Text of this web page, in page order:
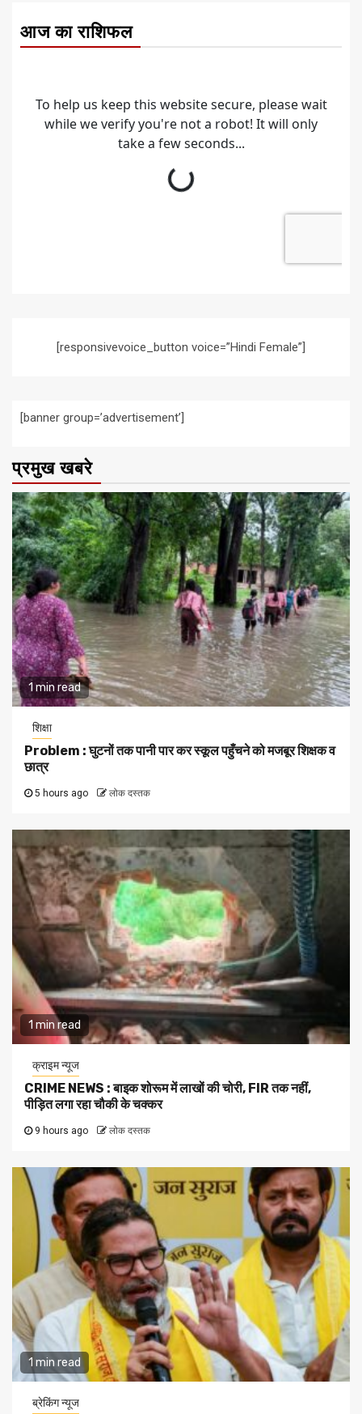
आज का राशिफल
[responsivevoice_button voice=”Hindi Female”]
[banner group=’advertisement’]
प्रमुख खबरे
1 min read
शिक्षा
Problem : घुटनों तक पानी पार कर स्कूल पहुँचने को मजबूर शिक्षक व
छात्र
5 hours ago लोक दस्तक
1 min read
क्राइम न्यूज
CRIME NEWS : बाइक शोरूम में लाखों की चोरी, FIR तक नहीं,
पीड़ित लगा रहा चौकी के चक्कर
9 hours ago लोक दस्तक
1 min read
ब्रेकिंग न्यूज